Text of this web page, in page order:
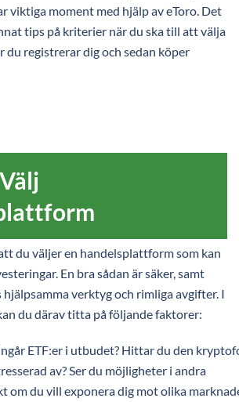
viktiga moment med hjälp av eToro. Det
tips på kriterier när du ska till att välja
du registrerar dig och sedan köper
du väljer en handelsplattform som kan
En bra sådan är säker, samt
verktyg och rimliga avgifter. I
du därav titta på följande faktorer:
ETF:er i utbudet? Hittar du den
av? Ser du möjligheter i andra
om du vill exponera dig mot olika